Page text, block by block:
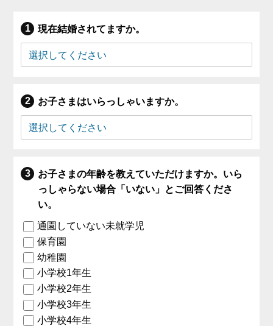
現在結婚されてますか。
お子さまはいらっしゃいますか。
お子さまの年齢を教えていただけますか。いら
っしゃらない場合「いない」とご回答くださ
い。
通園していない未就学児
保育園
幼稚園
小学校1年生
小学校2年生
小学校3年生
小学校4年生